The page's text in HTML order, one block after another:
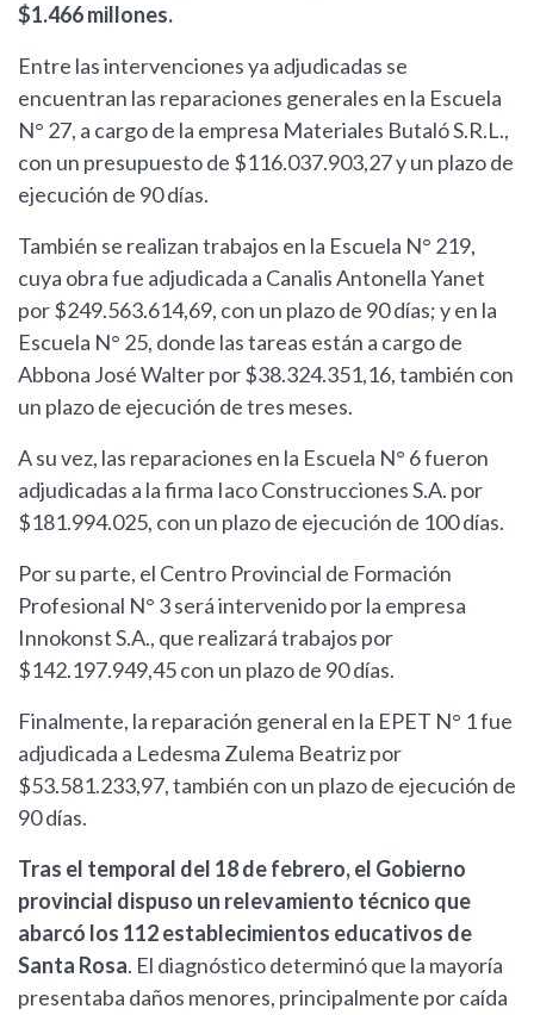
$1.466 millones.
Entre las intervenciones ya adjudicadas se
encuentran las reparaciones generales en la Escuela
N° 27, a cargo de la empresa Materiales Butaló S.R.L.,
con un presupuesto de $116.037.903,27 y un plazo de
ejecución de 90 días.
También se realizan trabajos en la Escuela N° 219,
cuya obra fue adjudicada a Canalis Antonella Yanet
por $249.563.614,69, con un plazo de 90 días; y en la
Escuela N° 25, donde las tareas están a cargo de
Abbona José Walter por $38.324.351,16, también con
un plazo de ejecución de tres meses.
A su vez, las reparaciones en la Escuela N° 6 fueron
adjudicadas a la firma Iaco Construcciones S.A. por
$181.994.025, con un plazo de ejecución de 100 días.
Por su parte, el Centro Provincial de Formación
Profesional N° 3 será intervenido por la empresa
Innokonst S.A., que realizará trabajos por
$142.197.949,45 con un plazo de 90 días.
Finalmente, la reparación general en la EPET N° 1 fue
adjudicada a Ledesma Zulema Beatriz por
$53.581.233,97, también con un plazo de ejecución de
90 días.
Tras el temporal del 18 de febrero, el Gobierno
provincial dispuso un relevamiento técnico que
abarcó los 112 establecimientos educativos de
Santa Rosa. El diagnóstico determinó que la mayoría
presentaba daños menores, principalmente por caída